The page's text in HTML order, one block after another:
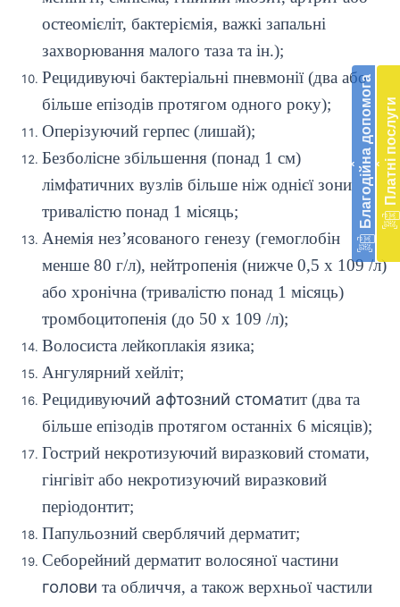
‹ Благодійна допомога ‹ Платні послуги
остеомієліт, бактеріємія, важкі запальні
захворювання малого таза та ін.);
Рецидивуючі бактеріальні пневмонії (два або
більше епізодів протягом одного року);
Оперізуючий герпес (лишай);
Безболісне збільшення (понад 1 см)
лімфатичних вузлів більше ніж однієї зони
тривалістю понад 1 місяць;
Анемія нез’ясованого генезу (гемоглобін
менше 80 г/л), нейтропенія (нижче 0,5 х 109 /л)
або хронічна (тривалістю понад 1 місяць)
тромбоцитопенія (до 50 х 109 /л);
Волосиста лейкоплакія язика;
Ангулярний хейліт;
Рецидивуючий афтозний стоматит (два та
більше епізодів протягом останніх 6 місяців);
Гострий некротизуючий виразковий стомати,
гінгівіт або некротизуючий виразковий
періодонтит;
Папульозний сверблячий дерматит;
Себорейний дерматит волосяної частини
голови та обличчя, а також верхньої частили